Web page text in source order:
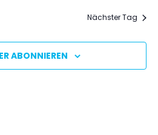
Nächster Tag
ABONNIEREN